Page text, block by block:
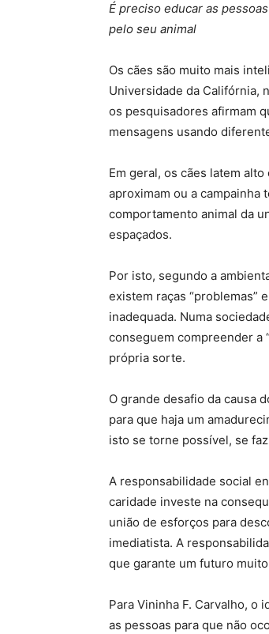
É preciso educar as
pelo seu animal
Os cães são muito mais
Universidade da Califórnia,
os pesquisadores afirmam
mensagens usando
Em geral, os cães latem
aproximam ou a campainha
comportamento animal da
espaçados.
Por isto, segundo a
existem raças “problemas”
inadequada. Numa
conseguem compreender a
própria sorte.
O grande desafio da causa
para que haja um
isto se torne possível, se
A responsabilidade social
caridade investe na
união de esforços para
imediatista. A
que garante um futuro
Para Vininha F. Carvalho, o
as pessoas para que não